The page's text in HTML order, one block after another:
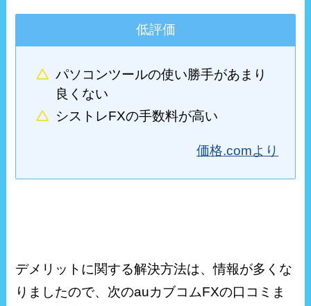
低評価
パソコンツールの使い勝手があまり
良くない
シストレFXの手数料が高い
価格.comより
デメリットに関する解決方法は、情報が多くな
りましたので、次のauカブコムFXの口コミま